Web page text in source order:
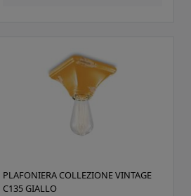
PLAFONIERA COLLEZIONE VINTAGE
C135 GIALLO